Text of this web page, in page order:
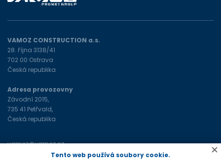
VAMOZ CONSTRUCTION a.s.
28. října 3138/41
702 00 Ostrava
Česká republika
Adresa provozovny
Závodní 2015,
735 41 Petřvald,
Česká republika
vamoz@vamoz.cz
+420 596 693 598(tel)
Tento web používá soubory cookie.